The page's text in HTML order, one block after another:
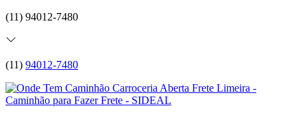
(11) 94012-7480
(11) 94012-7480